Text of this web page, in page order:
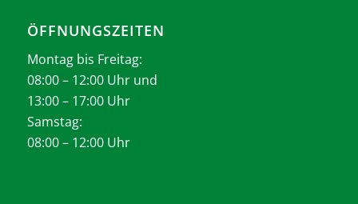
ÖFFNUNGSZEITEN
Montag bis Freitag:
08:00 – 12:00 Uhr und
13:00 – 17:00 Uhr
Samstag:
08:00 – 12:00 Uhr